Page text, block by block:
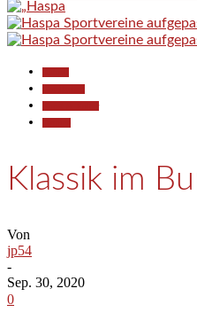
Klassik im
Von
jp54
-
Sep. 30, 2020
0